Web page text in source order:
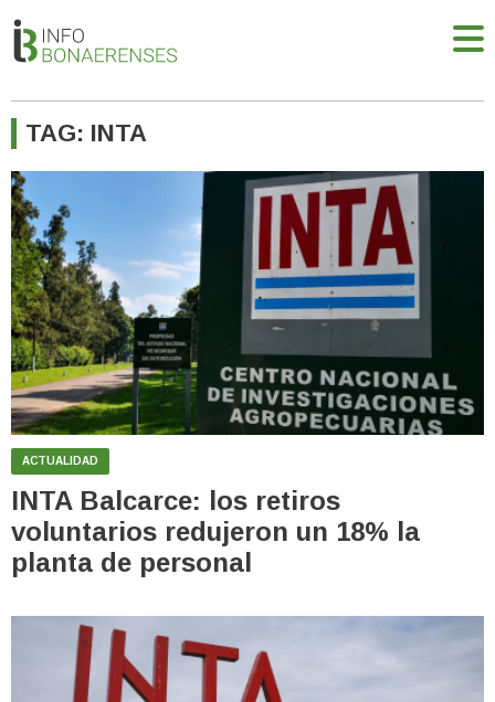
TAG: INTA
ACTUALIDAD
INTA Balcarce: los retiros
voluntarios redujeron un 18% la
planta de personal